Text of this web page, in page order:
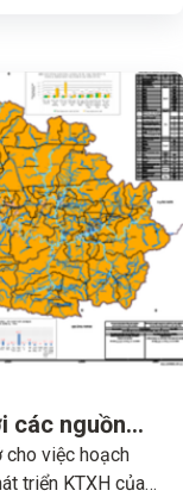
các nguồn
tế – xã hội
cho việc hoạch
triển KTXH của